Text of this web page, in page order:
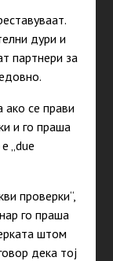
дури и
партнери за
се прави
и го праша
due
проверки“,
го праша
штом
дека тој